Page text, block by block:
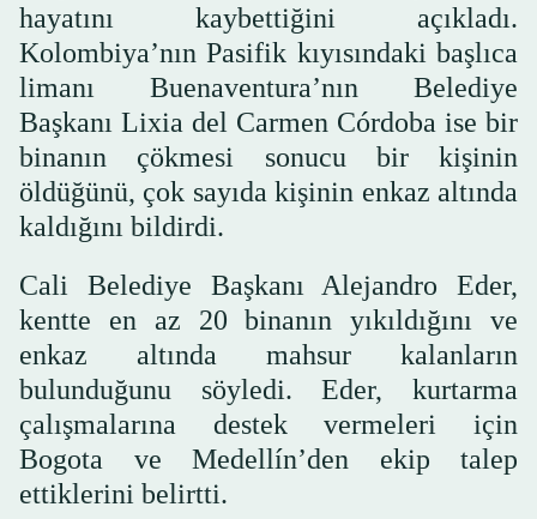
hayatını kaybettiğini açıkladı.
Kolombiya’nın Pasifik kıyısındaki başlıca
limanı Buenaventura’nın Belediye
Başkanı Lixia del Carmen Córdoba ise bir
binanın çökmesi sonucu bir kişinin
öldüğünü, çok sayıda kişinin enkaz altında
kaldığını bildirdi.
Cali Belediye Başkanı Alejandro Eder,
kentte en az 20 binanın yıkıldığını ve
enkaz altında mahsur kalanların
bulunduğunu söyledi. Eder, kurtarma
çalışmalarına destek vermeleri için
Bogota ve Medellín’den ekip talep
ettiklerini belirtti.